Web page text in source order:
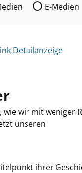
der Sie suchen
E-Medien
Detailanzeige
wie wir mit weniger
unseren
ihrer